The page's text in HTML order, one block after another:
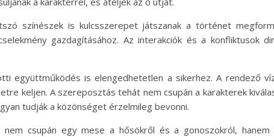
színészek is kulcsszerepet játszanak a történet
gazdagításához. Az interakciók és a konfliktusok
együttműködés is elengedhetetlen a sikerhez. A rendező
keljen. A szereposztás tehát nem csupán a karakterek
tudják a közönséget érzelmileg bevonni.
csupán egy mese a hősökről és a gonoszokról,